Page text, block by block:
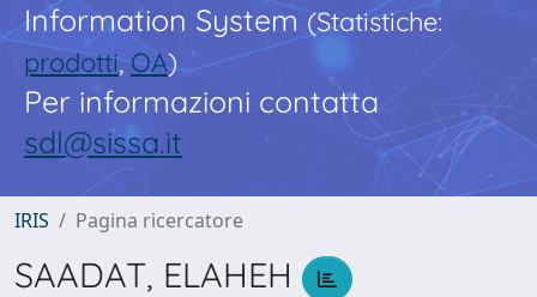
Information System(Statistiche:
prodotti,OA)
Per informazioni contatta
sdl@sissa.it
IRIS Pagina ricercatore
SAADAT, ELAHEH